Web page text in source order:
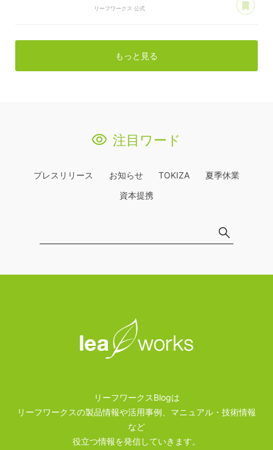
リーフワークス 公式
もっと見る
注目ワード
プレスリリース お知らせ TOKIZA
夏季休業
資本提携
リーフワークスBlogは
リーフワークスの製品情報や活用事例、マニュアル・技術情報
など
役立つ情報を発信していきます。